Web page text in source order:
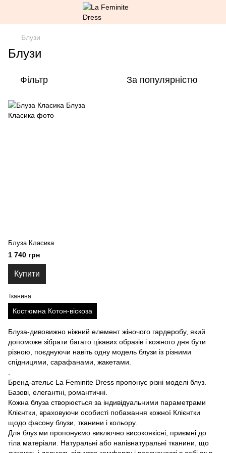
Блузи
Блузи
Фільтр За популярністю
Блуза Класика
1 740 грн
Купити
Тканина
Костюмна Котон-віскоза
Блуза-дивовижно ніжний елемент жіночого гардеробу, який
допоможе зібрати багато цікавих образів і кожного дня бути
різною, поєднуючи навіть одну модель блузи із різними
спідницями, сарафанами, жакетами.
Бренд-ательє La Feminite Dress пропонує різні моделі блуз.
Базові, елегантні, романтичні.
Кожна блуза створюється за індивідуальними параметрами
Клієнтки, враховуючи особисті побажання кожної Клієнтки
щодо фасону блузи, тканини і кольору.
Для блуз ми пропонуємо виключно високоякісні, приємні до
тіла матеріали. Натуральні або напівнатуральні тканини, що